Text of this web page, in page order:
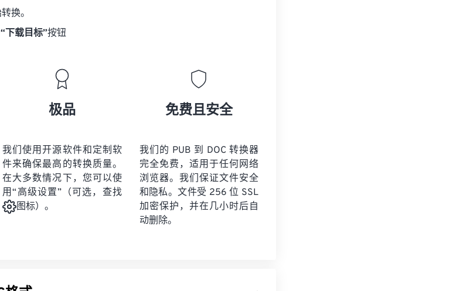
换。
“下载目标”按钮
极品
我们使用开源软件和定制软
件来确保最高的转换质量。
在大多数情况下，您可以使
用“高级设置”（可选，查找
图标）。
免费且安全
我们的 PUB 到 DOC 转换器
完全免费，适用于任何网络
浏览器。我们保证文件安全
和隐私。文件受 256 位 SSL
加密保护，并在几小时后自
动删除。